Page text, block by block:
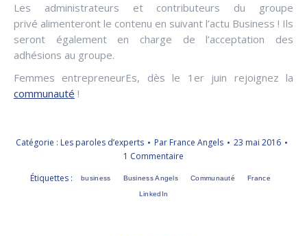
Les administrateurs et contributeurs du groupe
privé alimenteront le contenu en suivant l’actu Business ! Ils
seront également en charge de l’acceptation des
adhésions au groupe.
Femmes entrepreneurEs, dès le 1er juin rejoignez la
communauté !
Catégorie : Les paroles d’experts Par France Angels
23 mai 2016
1 Commentaire
Étiquettes :
business Business Angels Communauté France
LinkedIn